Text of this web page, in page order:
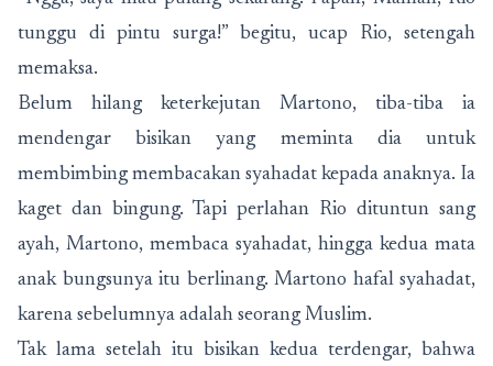
tunggu di pintu surga!” begitu, ucap Rio, setengah
memaksa.
Belum hilang keterkejutan Martono, tiba-tiba ia
mendengar bisikan yang meminta dia untuk
membimbing membacakan syahadat kepada anaknya. Ia
kaget dan bingung. Tapi perlahan Rio dituntun sang
ayah, Martono, membaca syahadat, hingga kedua mata
anak bungsunya itu berlinang. Martono hafal syahadat,
karena sebelumnya adalah seorang Muslim.
Tak lama setelah itu bisikan kedua terdengar, bahwa